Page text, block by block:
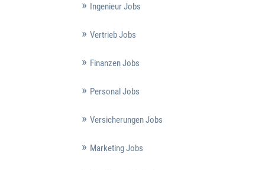
Ingenieur Jobs
Vertrieb Jobs
Finanzen Jobs
Personal Jobs
Versicherungen Jobs
Marketing Jobs